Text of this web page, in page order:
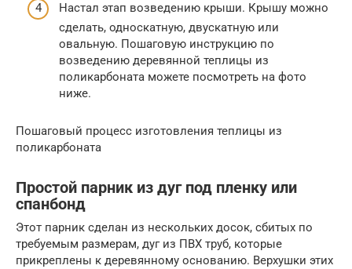
Настал этап возведению крыши. Крышу можно
сделать, односкатную, двускатную или
овальную. Пошаговую инструкцию по
возведению деревянной теплицы из
поликарбоната можете посмотреть на фото
ниже.
Пошаговый процесс изготовления теплицы из
поликарбоната
Простой парник из дуг под пленку или
спанбонд
Этот парник сделан из нескольких досок, сбитых по
требуемым размерам, дуг из ПВХ труб, которые
прикреплены к деревянному основанию. Верхушки этих